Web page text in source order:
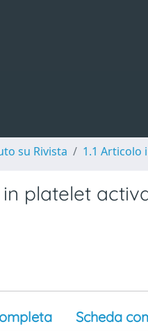
su Rivista 1.1 Articolo
platelet
Scheda